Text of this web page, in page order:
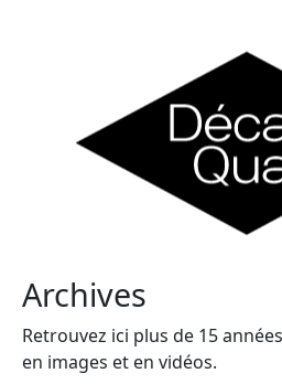
Archives
Retrouvez ici plus de 15
en images et en vidéos.